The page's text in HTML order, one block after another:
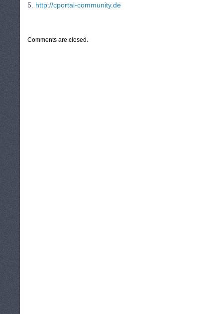
5. http://cportal-community.de
Comments are closed.